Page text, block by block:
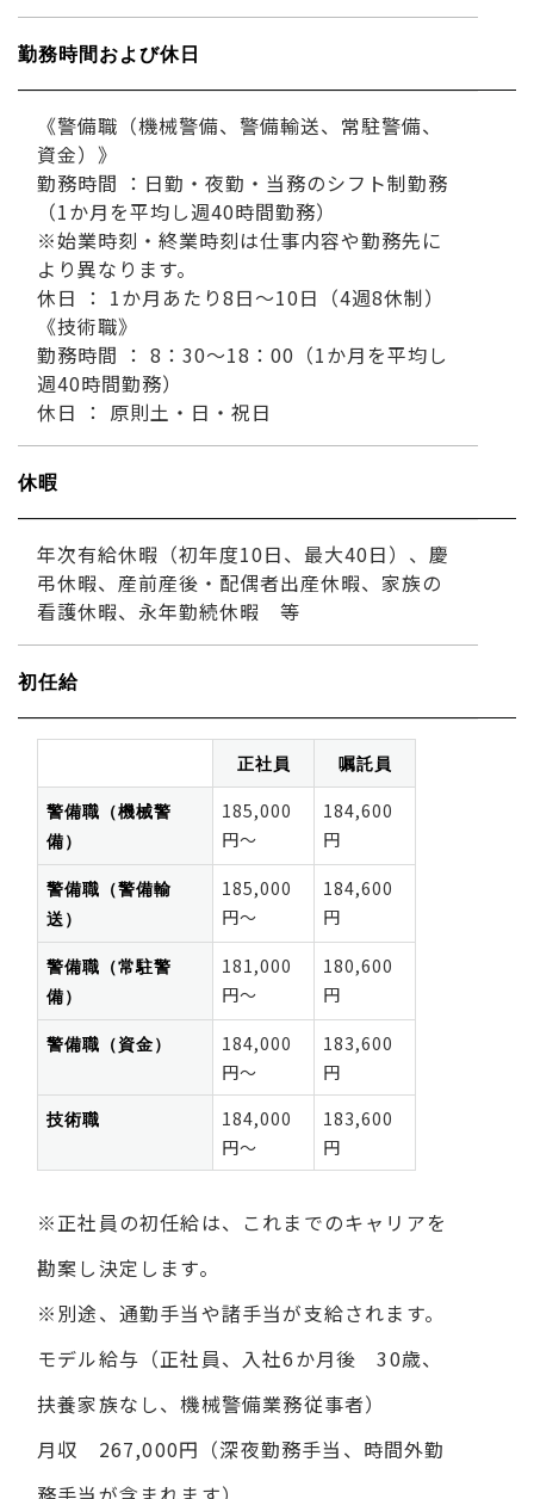
勤務時間および休日
《警備職（機械警備、警備輸送、常駐警備、
資金）》
勤務時間 ：日勤・夜勤・当務のシフト制勤務
（1か月を平均し週40時間勤務）
※始業時刻・終業時刻は仕事内容や勤務先に
より異なります。
休日 ： 1か月あたり8日～10日（4週8休制）
《技術職》
勤務時間 ： 8：30～18：00（1か月を平均し
週40時間勤務）
休日 ： 原則土・日・祝日
休暇
年次有給休暇（初年度10日、最大40日）、慶
弔休暇、産前産後・配偶者出産休暇、家族の
看護休暇、永年勤続休暇 等
初任給
正社員
嘱託員
警備職（機械警
備）
185,000
円～
184,600
円
警備職（警備輸
送）
185,000
円～
184,600
円
警備職（常駐警
備）
181,000
円～
180,600
円
警備職（資金）
184,000
円～
183,600
円
技術職
184,000
円～
183,600
円
※正社員の初任給は、これまでのキャリアを
勘案し決定します。
※別途、通勤手当や諸手当が支給されます。
モデル給与（正社員、入社6か月後 30歳、
扶養家族なし、機械警備業務従事者）
月収 267,000円（深夜勤務手当、時間外勤